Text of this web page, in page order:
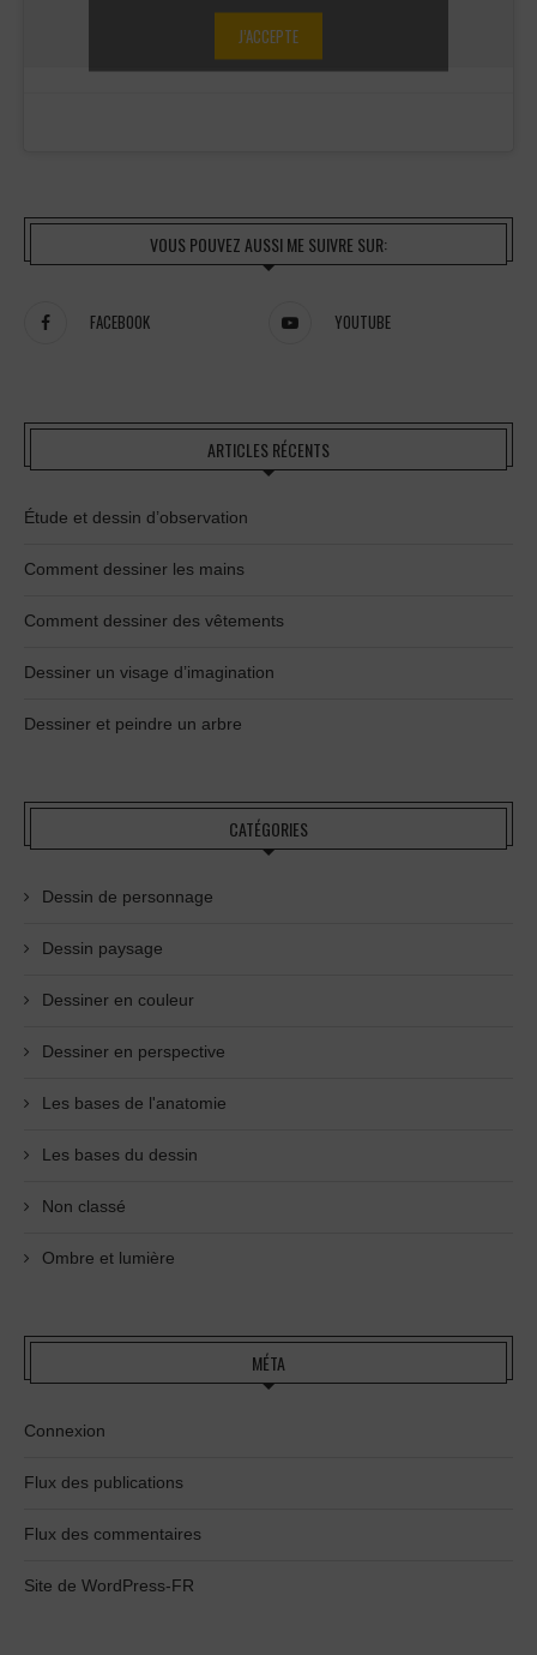
J’ACCEPTE
VOUS POUVEZ AUSSI ME SUIVRE SUR:
FACEBOOK YOUTUBE
ARTICLES RÉCENTS
Étude et dessin d’observation
Comment dessiner les mains
Comment dessiner des vêtements
Dessiner un visage d’imagination
Dessiner et peindre un arbre
CATÉGORIES
Dessin de personnage
Dessin paysage
Dessiner en couleur
Dessiner en perspective
Les bases de l'anatomie
Les bases du dessin
Non classé
Ombre et lumière
MÉTA
Connexion
Flux des publications
Flux des commentaires
Site de WordPress-FR